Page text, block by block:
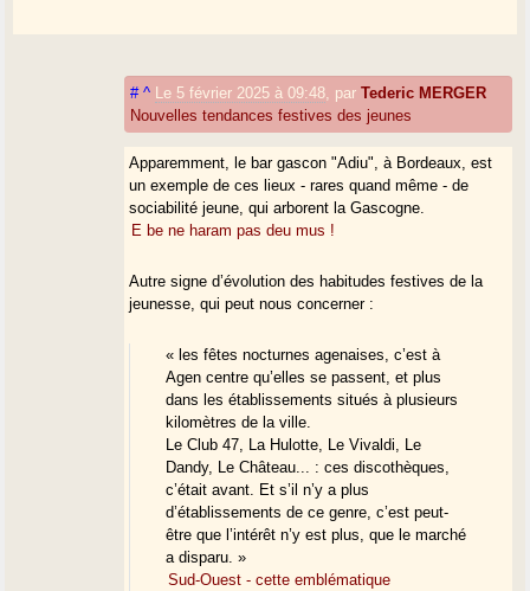
# ^ Le 5 février 2025 à 09:48 parTederic MERGER
Nouvelles tendances festives des jeunes
Apparemment, le bar gascon "Adiu", à Bordeaux, est
un exemple de ces lieux - rares quand même - de
sociabilité jeune, qui arborent la Gascogne.
E be ne haram pas deu mus !
Autre signe d’évolution des habitudes festives de la
jeunesse, qui peut nous concerner :
« les fêtes nocturnes agenaises, c’est à
Agen centre qu’elles se passent, et plus
dans les établissements situés à plusieurs
kilomètres de la ville.
Le Club 47, La Hulotte, Le Vivaldi, Le
Dandy, Le Château... : ces discothèques,
c’était avant. Et s’il n’y a plus
d’établissements de ce genre, c’est peut-
être que l’intérêt n’y est plus, que le marché
a disparu. »
Sud-Ouest - cette emblématique